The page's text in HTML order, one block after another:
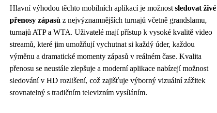
Hlavní výhodou těchto mobilních aplikací je možnost sledovat živé
přenosy zápasů z nejvýznamnějších turnajů včetně grandslamu,
turnajů ATP a WTA. Uživatelé mají přístup k vysoké kvalitě video
streamů, které jim umožňují vychutnat si každý úder, každou
výměnu a dramatické momenty zápasů v reálném čase. Kvalita
přenosu se neustále zlepšuje a moderní aplikace nabízejí možnost
sledování v HD rozlišení, což zajišťuje výborný vizuální zážitek
srovnatelný s tradičním televizním vysíláním.